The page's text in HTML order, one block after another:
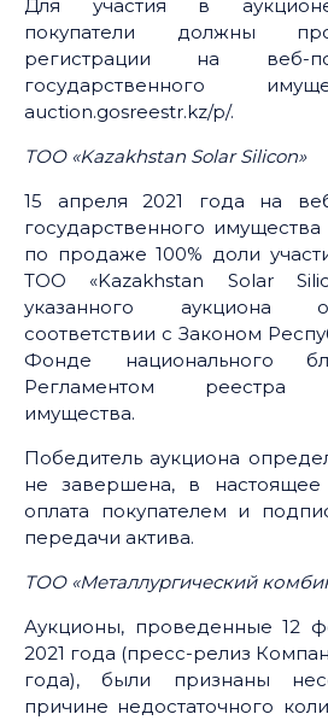
Для участия в
покупатели должны
регистрации на веб-
государственного
auction.gosreestr.kz/p/.
ТОО «Kazakhstan Solar Silicon»
15 апреля 2021 года на
государственного имущества
по продаже 100% доли
ТОО «Kazakhstan Solar
указанного аукциона
соответствии с Законом
Фонде национального
Регламентом реестра
имущества.
Победитель аукциона
не завершена, в
оплата покупателем и
передачи актива.
ТОО «Mеталлургический
Аукционы, проведенные 12
2021 года (пресс-релиз
года), были признаны
причине недостаточного